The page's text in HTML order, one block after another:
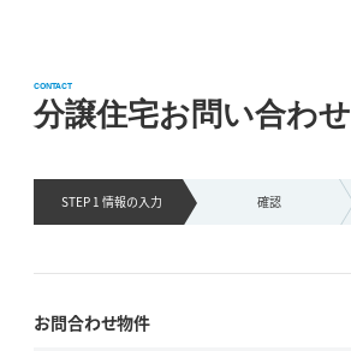
分譲住宅お問い合わせ
CONTACT
STEP 1 情報の入力 確認
お問合わせ物件